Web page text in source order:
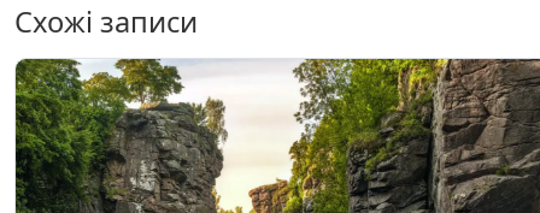
Схожі записи